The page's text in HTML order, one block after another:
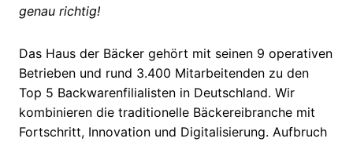
genau richtig!
Das Haus der Bäcker gehört mit seinen 9 operativen
Betrieben und rund 3.400 Mitarbeitenden zu den
Top 5 Backwarenfilialisten in Deutschland. Wir
kombinieren die traditionelle Bäckereibranche mit
Fortschritt, Innovation und Digitalisierung. Aufbruch